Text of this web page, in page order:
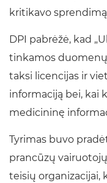
kritikavo
DPI pabrėžė, kad
tinkamos
taksi licencijas ir
informaciją bei, kai
medicininę
Tyrimas buvo
prancūzų
teisių organizacijai,